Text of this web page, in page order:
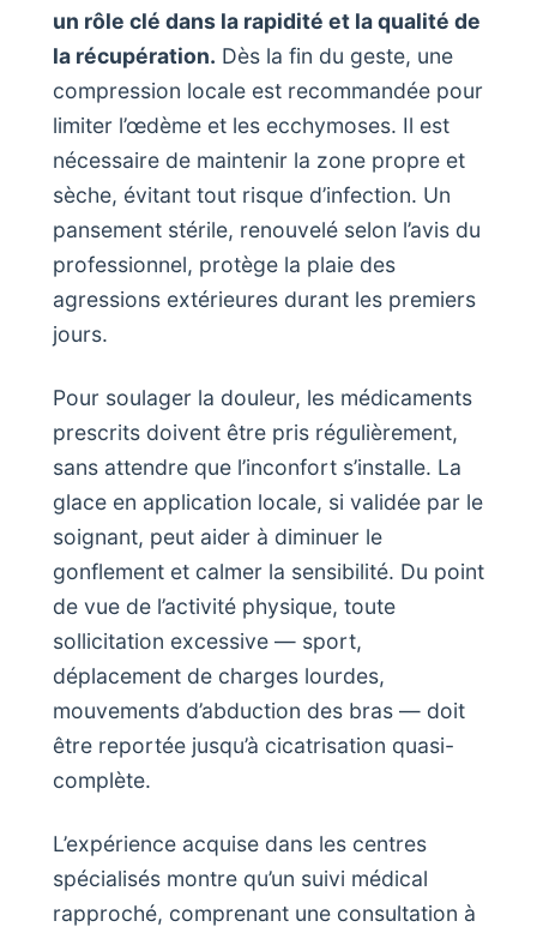
un rôle clé dans la rapidité et la qualité de
la récupération. Dès la fin du geste, une
compression locale est recommandée pour
limiter l’œdème et les ecchymoses. Il est
nécessaire de maintenir la zone propre et
sèche, évitant tout risque d’infection. Un
pansement stérile, renouvelé selon l’avis du
professionnel, protège la plaie des
agressions extérieures durant les premiers
jours.
Pour soulager la douleur, les médicaments
prescrits doivent être pris régulièrement,
sans attendre que l’inconfort s’installe. La
glace en application locale, si validée par le
soignant, peut aider à diminuer le
gonflement et calmer la sensibilité. Du point
de vue de l’activité physique, toute
sollicitation excessive — sport,
déplacement de charges lourdes,
mouvements d’abduction des bras — doit
être reportée jusqu’à cicatrisation quasi-
complète.
L’expérience acquise dans les centres
spécialisés montre qu’un suivi médical
rapproché, comprenant une consultation à